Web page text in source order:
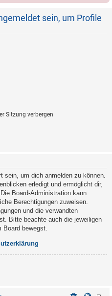
sein, um Profile
Sitzung verbergen
sein, um dich anmelden zu können.
erledigt und ermöglicht dir,
Board-Administration kann
Berechtigungen zuweisen.
und die verwandten
Bitte beachte auch die jeweiligen
Board bewegst.